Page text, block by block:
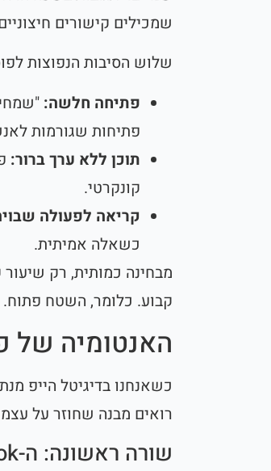
שמכילים קישורים
שלוש הסיבות הנפוצות
פתיחה חלשה:
פתיחות שגורמות
תוכן ללא ערך ברור:
קונקרטי.
קריאה לפעולה
כשאלה אמיתית.
מבחינה כמותית, רק
קבוע. כלומר, השטח פתוח.
האנטומיה של
רואים מבנה שחוזר על
שורה ראשונה: ה-Hook שעוצר גלילה